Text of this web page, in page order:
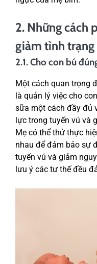
2. Những cách
giảm tình trạng
2.1. Cho con bú
Một cách quan trọng
là quản lý việc cho
sữa một cách đầy đủ
lực trong tuyến vú và
Mẹ có thể thử thực
nhau để đảm bảo sự
tuyến vú và giảm
lưu ý các tư thế đều